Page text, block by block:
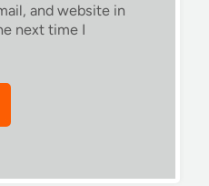
and website in
next time I